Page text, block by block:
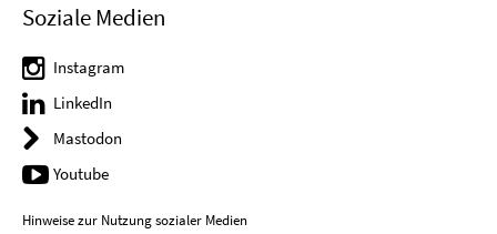
Soziale Medien
Instagram
LinkedIn
Mastodon
Youtube
Hinweise zur Nutzung sozialer Medien